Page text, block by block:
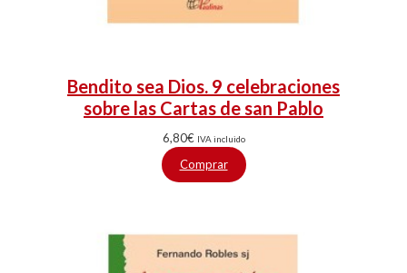
Bendito sea Dios. 9 celebraciones
sobre las Cartas de san Pablo
6,80€ IVA incluido
Comprar